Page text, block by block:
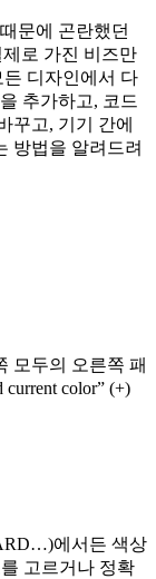
문에 곤란했던
로 가진 비즈만
디자인에서 다
추가하고, 코드
꾸고, 기기 간에
방법을 알려드려
모두의 오른쪽 패
color” (+)
에서든 색상
고르거나 정확